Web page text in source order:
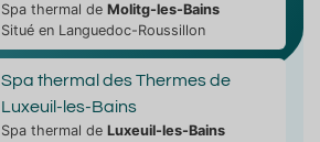
Spa thermal de Molitg-les-Bains
Situé en Languedoc-Roussillon
Spa thermal des Thermes de
Luxeuil-les-Bains
Spa thermal de Luxeuil-les-Bains